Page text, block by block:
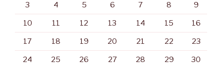
3 4 5 6 7 8 9
10 11 12 13 14 15 16
17 18 19 20 21 22 23
24 25 26 27 28 29 30